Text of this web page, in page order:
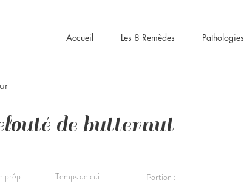
Accueil Les 8 Remèdes Pathologies
de butternut
prép : Temps de cui : Portion :